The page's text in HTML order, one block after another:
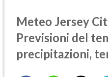
Meteo Jersey
Previsioni del
precipitazioni,